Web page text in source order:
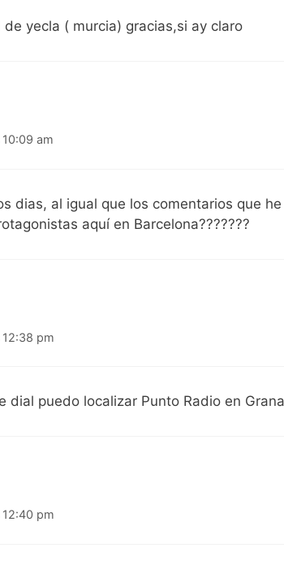
yecla ( murcia) gracias,si ay claro
am
dias, al igual que los comentarios que
aquí en Barcelona???????
pm
dial puedo localizar Punto Radio en
pm